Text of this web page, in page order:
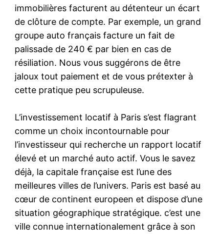
immobilières facturent au détenteur un écart
de clôture de compte. Par exemple, un grand
groupe auto français facture un fait de
palissade de 240 € par bien en cas de
résiliation. Nous vous suggérons de être
jaloux tout paiement et de vous prétexter à
cette pratique peu scrupuleuse.
L’investissement locatif à Paris s’est flagrant
comme un choix incontournable pour
l’investisseur qui recherche un rapport locatif
élevé et un marché auto actif. Vous le savez
déjà, la capitale française est l’une des
meilleures villes de l’univers. Paris est basé au
cœur de continent europeen et dispose d’une
situation géographique stratégique. c’est une
ville connue internationalement grâce à son